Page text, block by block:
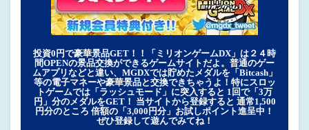
投資0円で豪華景品GET！！「ミリオンゲームDX」は２４時
間OPENの景品交換ができるゲームサイトだよ。普通のゲー
ムアプリなどと違い、MGDXでは貯めたメダルを「Bitcash」
等の電子マネーや豪華景品と交換できちゃうよ！特にスロッ
トゲームでは「ラッシュモード」に突入すると 1回で「3万
円」分のメダルをGET！ 当サイトから登録すると 通常1,500
円分のところ 倍額の「3,000円分」お試しポイント進呈中！
ぜひ登録して遊んでみてね！